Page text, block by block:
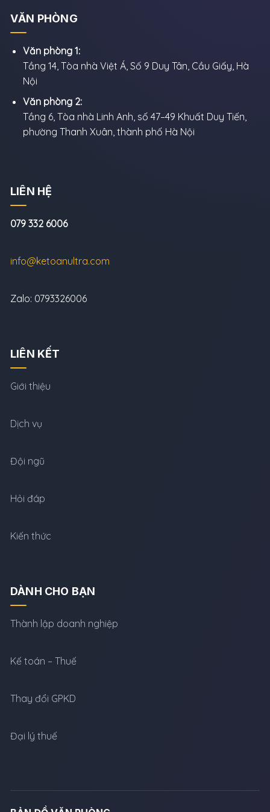
VĂN PHÒNG
Văn phòng 1:
Tầng 14, Tòa nhà Việt Á, Số 9 Duy Tân, Cầu Giấy, Hà
Nội
Văn phòng 2:
Tầng 6, Tòa nhà Linh Anh, số 47–49 Khuất Duy Tiến,
phường Thanh Xuân, thành phố Hà Nội
LIÊN HỆ
079 332 6006
info@ketoanultra.com
Zalo: 0793326006
LIÊN KẾT
Giới thiệu
Dịch vụ
Đội ngũ
Hỏi đáp
Kiến thức
DÀNH CHO BẠN
Thành lập doanh nghiệp
Kế toán – Thuế
Thay đổi GPKD
Đại lý thuế